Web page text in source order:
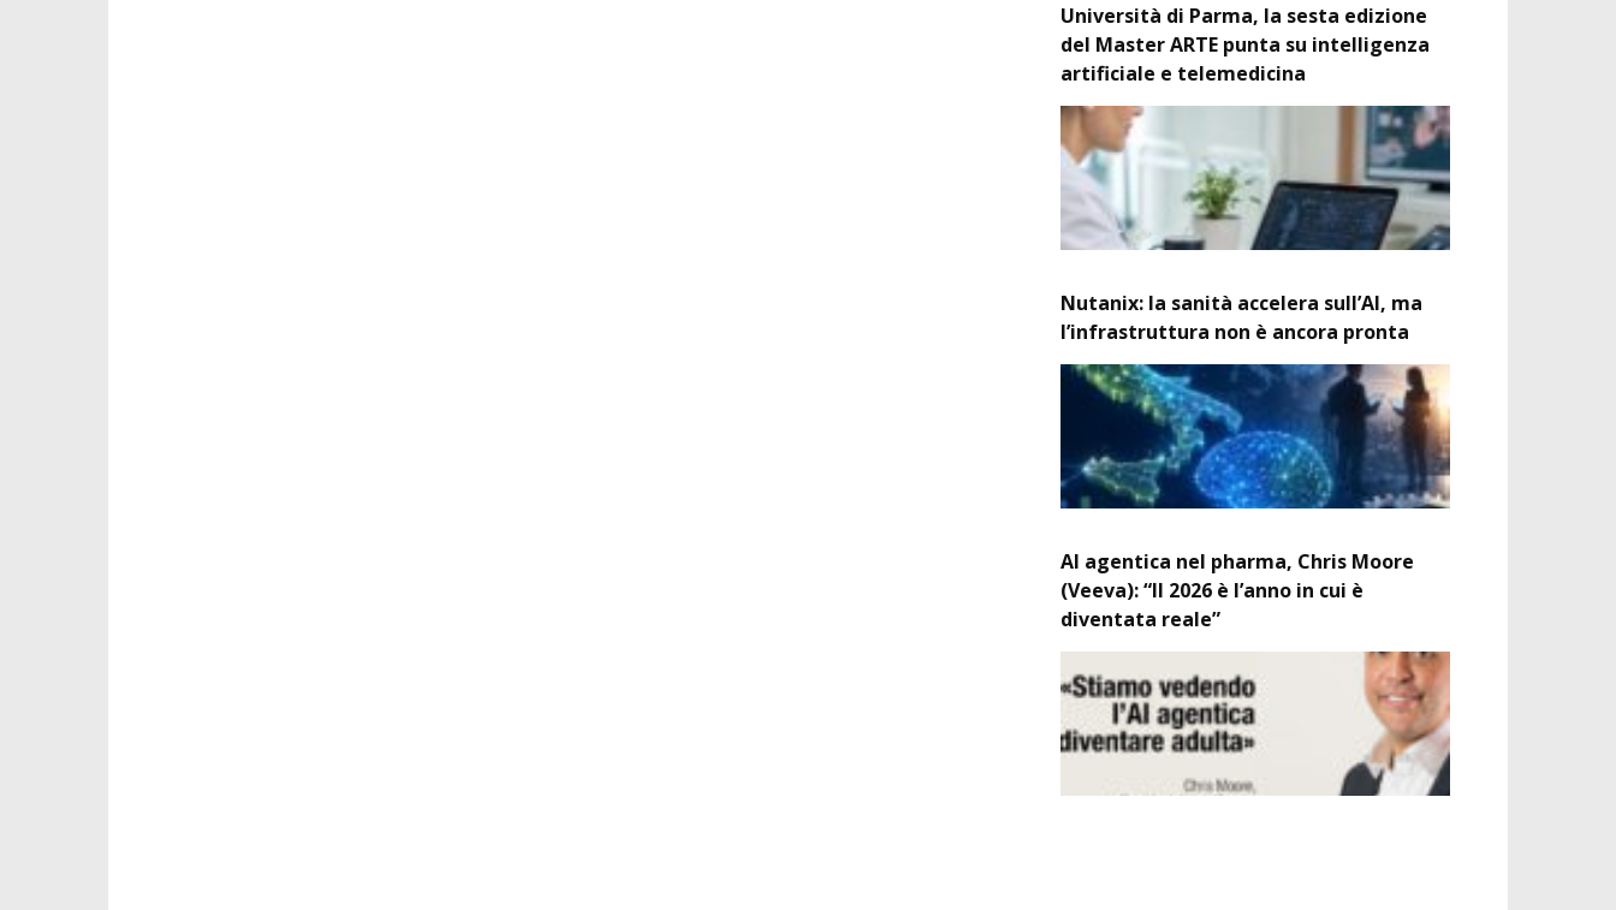
Università di Parma, la sesta edizione
del Master ARTE punta su intelligenza
artificiale e telemedicina
Nutanix: la sanità accelera sull’AI, ma
l’infrastruttura non è ancora pronta
AI agentica nel pharma, Chris Moore
(Veeva): “Il 2026 è l’anno in cui è
diventata reale”